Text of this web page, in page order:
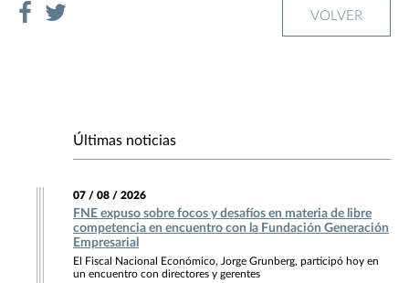
VOLVER
Últimas noticias
07 / 08 / 2026
FNE expuso sobre focos y desafíos en materia de libre
competencia en encuentro con la Fundación Generación
Empresarial
El Fiscal Nacional Económico, Jorge Grunberg, participó hoy en
un encuentro con directores y gerentes